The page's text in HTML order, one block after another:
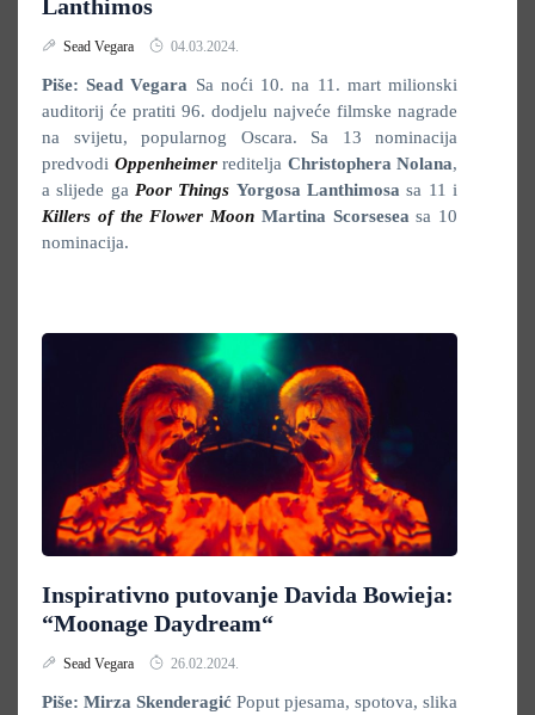
Lanthimos
Sead Vegara 04.03.2024.
Piše: Sead Vegara Sa noći 10. na 11. mart milionski
auditorij će pratiti 96. dodjelu najveće filmske nagrade
na svijetu, popularnog Oscara. Sa 13 nominacija
predvodi Oppenheimer reditelja Christophera Nolana,
a slijede ga Poor Things Yorgosa Lanthimosa sa 11 i
Killers of the Flower Moon Martina Scorsesea sa 10
nominacija.
Inspirativno putovanje Davida Bowieja:
“Moonage Daydream“
Sead Vegara 26.02.2024.
Piše: Mirza Skenderagić Poput pjesama, spotova, slika